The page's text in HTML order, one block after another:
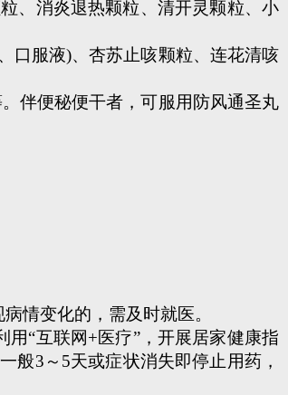
、消炎退热颗粒、清开灵颗粒、小
服液)、杏苏止咳颗粒、连花清咳
伴便秘便干者，可服用防风通圣丸
变化的，需及时就医。
“互联网+医疗”，开展居家健康指
3～5天或症状消失即停止用药，